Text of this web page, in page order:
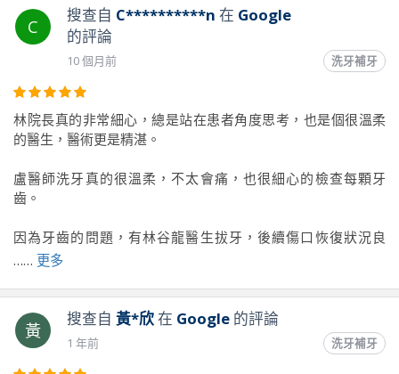
C
搜查自 C**********n 在 Google
的評論
10 個月前 洗牙補牙
林院長真的非常細心，總是站在患者角度思考，也是個很溫柔
的醫生，醫術更是精湛。
盧醫師洗牙真的很溫柔，不太會痛，也很細心的檢查每顆牙
齒。
因為牙齒的問題，有林谷龍醫生拔牙，後續傷口恢復狀況良
好，也不太會痛
謝謝康橋，康橋真的是我很信任的牙醫🫶🏻
前往原文出處
…… 更多
黃
搜查自 黃*欣在 Google的評論
1 年前 洗牙補牙